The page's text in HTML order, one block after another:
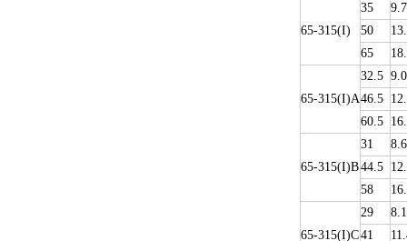
65-315(I)
35
50
65
65-315(I)A
32.5 9.0
46.5
60.5
65-315(I)B
31
8.6
44.5
58
65-315(I)C
29
8.1
41